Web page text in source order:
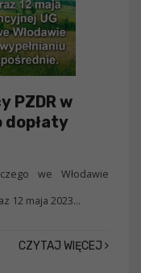
PZDR w
dopłaty
we Włodawie
12 maja 2023...
CZYTAJ WIĘCEJ